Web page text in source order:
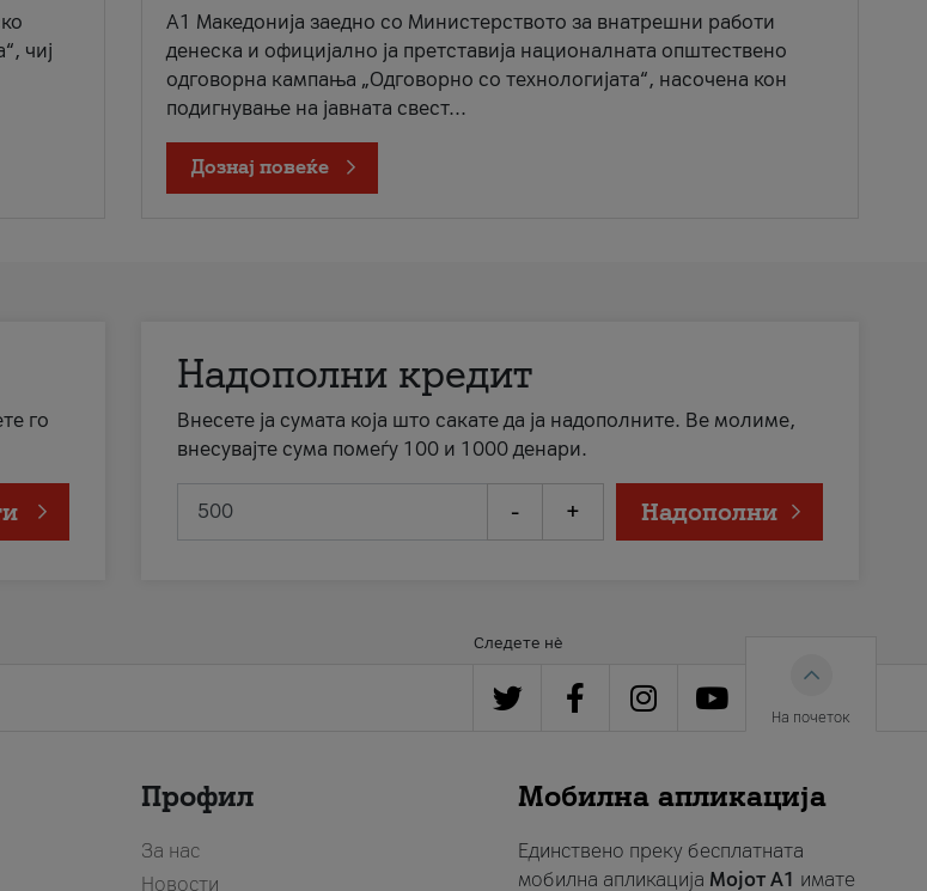
чиј
A1 Македонија заедно со Министерството за внатрешни работи
денеска и официјално ја претставија националната општествено
одговорна кампања „Одговорно со технологијата“, насочена кон
подигнување на јавната свест...
Дознај повеќе
го
Надополни кредит
Внесете ја сумата која што сакате да ја надополните. Ве молиме,
внесувајте сума помеѓу 100 и 1000 денари.
- + Надополни
Следете нè
На почеток
Профил
За нас
Новости
Мобилна апликација
Единствено преку бесплатната
мобилна апликација Мојот A1 имате